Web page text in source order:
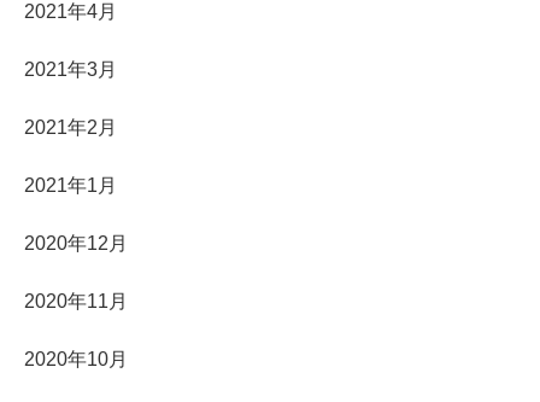
2021年4月
2021年3月
2021年2月
2021年1月
2020年12月
2020年11月
2020年10月